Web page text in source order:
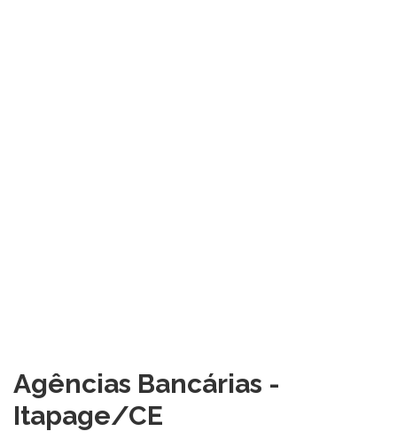
Agências Bancárias -
Itapage/CE